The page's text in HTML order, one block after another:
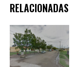
RELACIONADAS